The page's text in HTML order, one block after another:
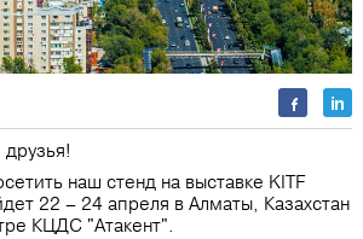
наш стенд на выставке KITF
22 – 24 апреля в Алматы, Казахстан
КЦДС "Атакент".